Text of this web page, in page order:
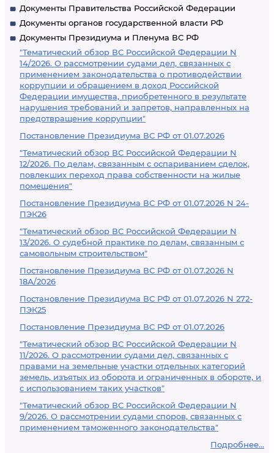
Документы Правительства Российской Федерации
Документы органов государственной власти РФ
Документы Президиума и Пленума ВС РФ
"Тематический обзор ВС Российской Федерации N
14/2026. О рассмотрении судами дел, связанных с
применением законодательства о противодействии
коррупции и обращением в доход Российской
Федерации имущества, приобретенного в результате
нарушения требований и запретов, направленных на
предотвращение коррупции"
Постановление Президиума ВС РФ от 01.07.2026
"Тематический обзор ВС Российской Федерации N
12/2026. По делам, связанным с оспариванием сделок,
повлекших переход права собственности на жилые
помещения"
Постановление Президиума ВС РФ от 01.07.2026 N 24-
ПЭК26
"Тематический обзор ВС Российской Федерации N
13/2026. О судебной практике по делам, связанным с
самовольным строительством"
Постановление Президиума ВС РФ от 01.07.2026 N
18А/2026
Постановление Президиума ВС РФ от 01.07.2026 N 272-
ПЭК25
Постановление Президиума ВС РФ от 01.07.2026
"Тематический обзор ВС Российской Федерации N
11/2026. О рассмотрении судами дел, связанных с
правами на земельные участки отдельных категорий
земель, изъятых из оборота и ограниченных в обороте, и
с использованием таких участков"
"Тематический обзор ВС Российской Федерации N
9/2026. О рассмотрении судами споров, связанных с
применением таможенного законодательства"
Подробнее...